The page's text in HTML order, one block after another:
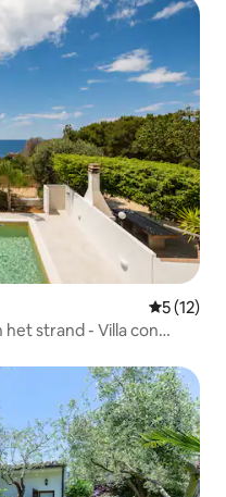
5 (12)
het strand - Villa con